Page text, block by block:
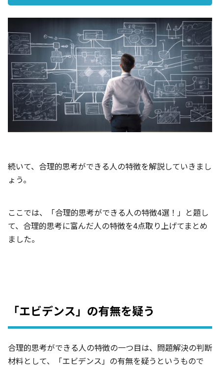
続いて、合理的思考ができる人の特徴を解説していきまし
ょう。
ここでは、「合理的思考ができる人の特徴4選！」と題し
て、合理的思考に富んだ人の特徴を4点取り上げてまとめ
ました。
「エビデンス」の有無を疑う
合理的思考ができる人の特徴の一つ目は、問題解決の判断
材料として、「エビデンス」の有無を疑うというもので